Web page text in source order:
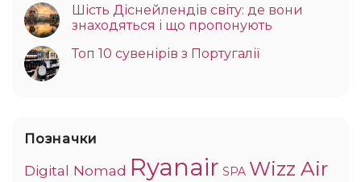
Шість Діснейлендів світу: де вони
знаходяться і що пропонують
Топ 10 сувенірів з Португалії
Позначки
Digital Nomad Ryanair SPA Wizz Air